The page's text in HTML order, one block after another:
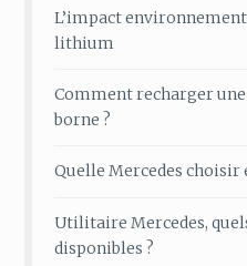
L’impact
lithium
Comment recharger
borne ?
Quelle Mercedes choisir
Utilitaire Mercedes,
disponibles ?